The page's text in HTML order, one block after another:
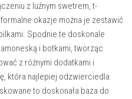
z luźnym swetrem, t-
okazje można je zestawić
Spodnie te doskonale
i botkami, tworząc
z różnymi dodatkami i
która najlepiej odzwierciedla
to doskonała baza do